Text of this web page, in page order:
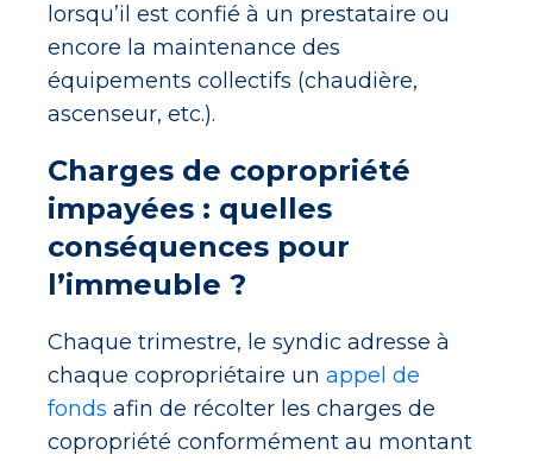
lorsqu’il est confié à un prestataire ou
encore la maintenance des
équipements collectifs (chaudière,
ascenseur, etc.).
Charges de copropriété
impayées : quelles
conséquences pour
l’immeuble ?
Chaque trimestre, le syndic adresse à
chaque copropriétaire un appel de
fonds afin de récolter les charges de
copropriété conformément au montant